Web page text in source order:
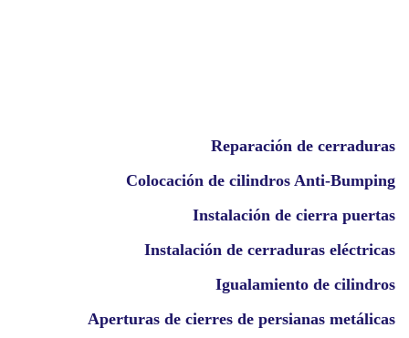
Reparación de cerraduras
Colocación de cilindros Anti-Bumping
Instalación de cierra puertas
Instalación de cerraduras eléctricas
Igualamiento de cilindros
Aperturas de cierres de persianas metálicas